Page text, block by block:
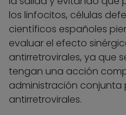
los linfocitos, células
científicos españoles
evaluar el efecto
antirretrovirales, ya que
tengan una acción
administración conjunta
antirretrovirales.